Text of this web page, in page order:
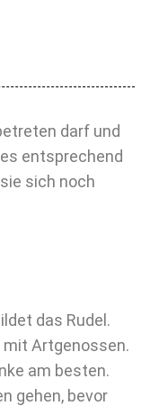
darf und
entsprechend
sich noch
das Rudel.
mit Artgenossen.
am besten.
gehen, bevor